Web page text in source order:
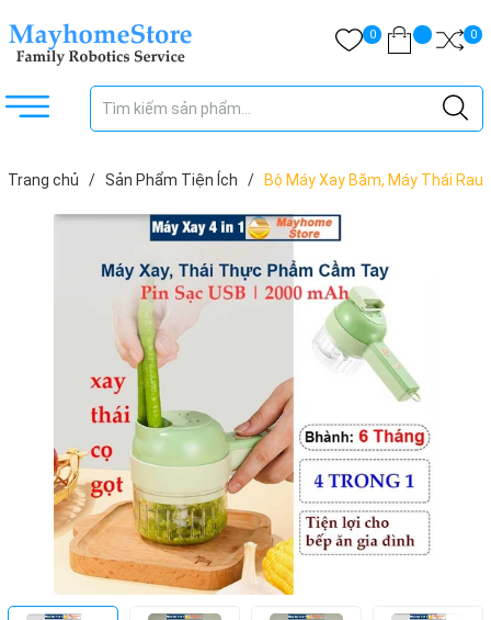
0 0
Trang chủ / Sản Phẩm Tiện Ích /
Bộ Máy Xay Băm, Máy Thái Rau
Sạc 2000 mAh Cổng USB Type C